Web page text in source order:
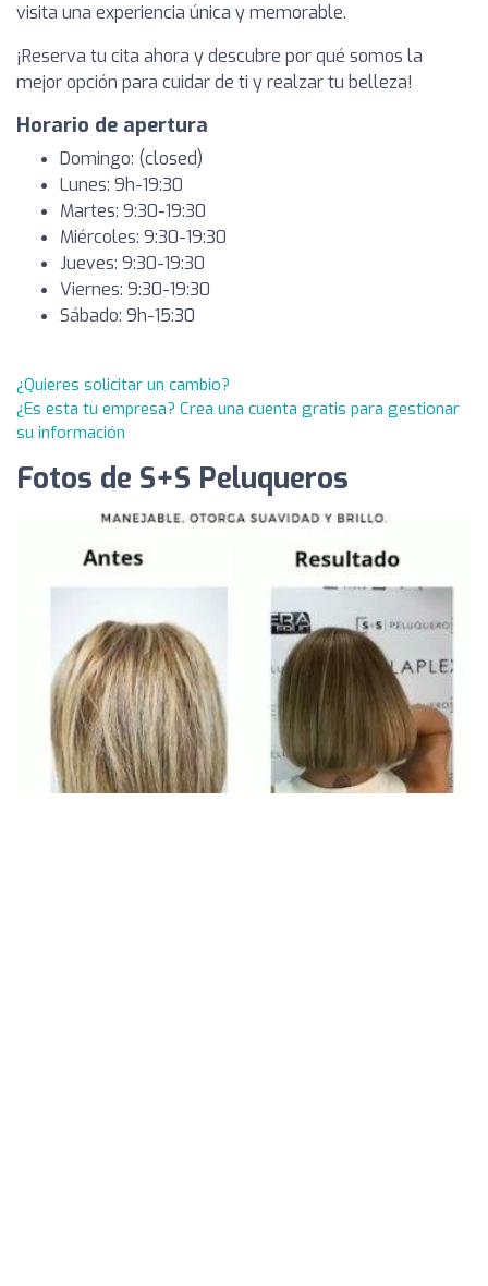
visita una experiencia única y memorable.
¡Reserva tu cita ahora y descubre por qué somos la
mejor opción para cuidar de ti y realzar tu belleza!
Horario de apertura
Domingo: (closed)
Lunes: 9h-19:30
Martes: 9:30-19:30
Miércoles: 9:30-19:30
Jueves: 9:30-19:30
Viernes: 9:30-19:30
Sábado: 9h-15:30
¿Quieres solicitar un cambio?
¿Es esta tu empresa? Crea una cuenta gratis para gestionar
su información
Fotos de S+S Peluqueros